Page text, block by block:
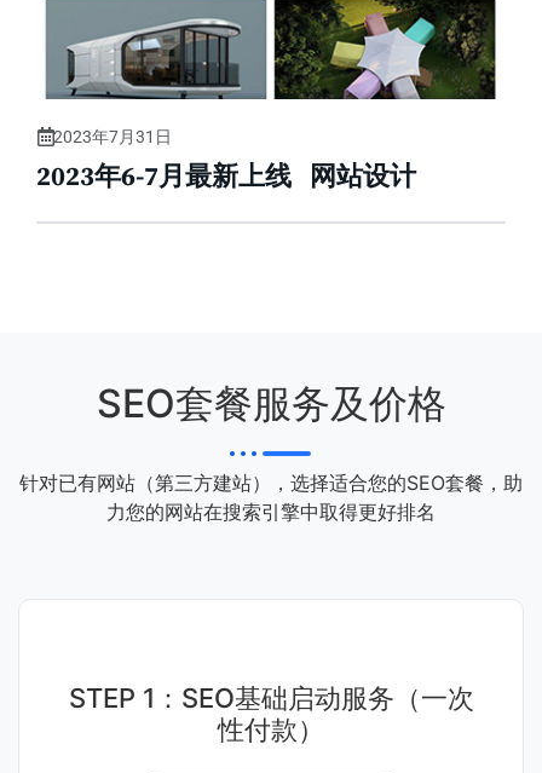
2023年7月31日
2023年6-7月最新上线 网站设计
SEO套餐服务及价格
针对已有网站（第三方建站），选择适合您的SEO套餐，助
力您的网站在搜索引擎中取得更好排名
STEP 1：SEO基础启动服务（一次
性付款）